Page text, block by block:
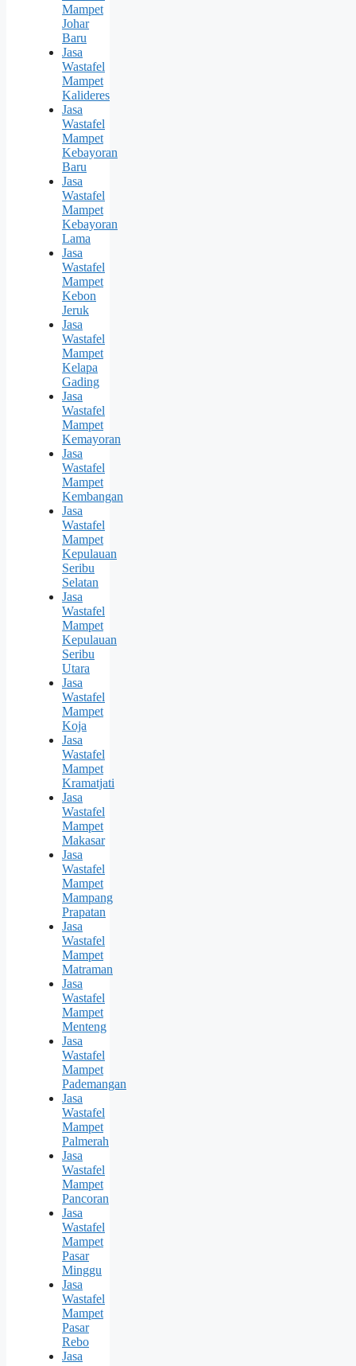
Mampet
Johar
Baru
Jasa
Wastafel
Mampet
Kalideres
Jasa
Wastafel
Mampet
Kebayoran
Baru
Jasa
Wastafel
Mampet
Kebayoran
Lama
Jasa
Wastafel
Mampet
Kebon
Jeruk
Jasa
Wastafel
Mampet
Kelapa
Gading
Jasa
Wastafel
Mampet
Kemayoran
Jasa
Wastafel
Mampet
Kembangan
Jasa
Wastafel
Mampet
Kepulauan
Seribu
Selatan
Jasa
Wastafel
Mampet
Kepulauan
Seribu
Utara
Jasa
Wastafel
Mampet
Koja
Jasa
Wastafel
Mampet
Kramatjati
Jasa
Wastafel
Mampet
Makasar
Jasa
Wastafel
Mampet
Mampang
Prapatan
Jasa
Wastafel
Mampet
Matraman
Jasa
Wastafel
Mampet
Menteng
Jasa
Wastafel
Mampet
Pademangan
Jasa
Wastafel
Mampet
Palmerah
Jasa
Wastafel
Mampet
Pancoran
Jasa
Wastafel
Mampet
Pasar
Minggu
Jasa
Wastafel
Mampet
Pasar
Rebo
Jasa